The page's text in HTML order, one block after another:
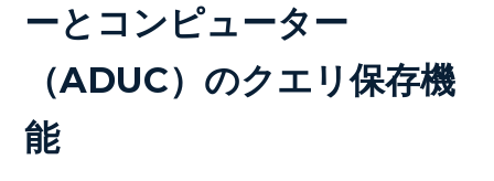
ーとコンピューター
（ADUC）のクエリ保存機
能